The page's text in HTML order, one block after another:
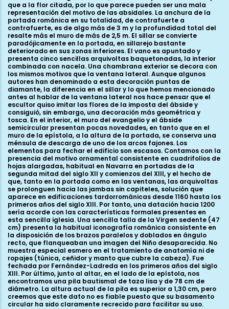
que a la flor citada, por lo que parece pueden ser una mala
representación del motivo de las absidales. La anchura de la
portada románica en su totalidad, de contrafuerte a
contrafuerte, es de algo más de 3 m y la profundidad total del
resalte más el muro de más de 2,5 m. El sillar se convierte
paradójicamente en la portada, en sillarejo bastante
deteriorado en sus zonas inferiores. El vano es apuntado y
presenta cinco sencillas arquivoltas baquetonadas, la interior
combinada con nacela. Una chambrana exterior se decora con
los mismos motivos que la ventana lateral. Aunque algunos
autores han denominado a esta decoración puntas de
diamante, la diferencia en el sillar y lo que hemos mencionado
antes al hablar de la ventana lateral nos hace pensar que el
escultor quiso imitar las flores de la imposta del ábside y
consiguió, sin embargo, una decoración más geométrica y
tosca. En el interior, el muro del evangelio y el ábside
semicircular presentan pocas novedades, en tanto que en el
muro de la epístola, a la altura de la portada, se conserva una
ménsula de descarga de uno de los arcos fajones. Los
elementos para fechar el edificio son escasos. Contamos con la
presencia del motivo ornamental consistente en cuadrifolios de
hojas alargadas, habitual en Navarra en portadas de la
segunda mitad del siglo XII y comienzos del XIII, y el hecho de
que, tanto en la portada como en las ventanas, las arquivoltas
se prolonguen hacia las jambas sin capiteles, solución que
aparece en edificaciones tardorrománicas desde 1160 hasta los
primeros años del siglo XIII. Por tanto, una datación hacia 1200
sería acorde con las características formales presentes en
esta sencilla iglesia. Una sencilla talla de la Virgen sedente (47
cm) presenta la habitual iconografía románica consistente en
la disposición de los brazos paralelos y doblados en ángulo
recto, que flanqueaban una imagen del Niño desaparecida. No
muestra especial esmero en el tratamiento de anatomía ni de
ropajes (túnica, ceñidor y manto que cubre la cabeza). Fue
fechada por Fernández-Ladreda en los primeros años del siglo
XIII. Por último, junto al altar, en el lado de la epístola, nos
encontramos una pila bautismal de taza lisa y de 78 cm de
diámetro. La altura actual de la pila es superior a 1,30 cm, pero
creemos que este dato no es fiable puesto que su basamento
circular ha sido claramente recrecido para facilitar su uso.